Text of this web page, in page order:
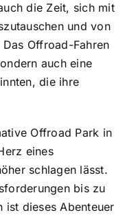
die Zeit, sich mit
und von
Offroad-Fahren
auch eine
die ihre
Offroad Park in
eines
schlagen lässt.
bis zu
ist dieses Abenteuer